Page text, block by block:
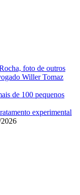
foto de outros
Willer Tomaz
de 100 pequenos
experimental